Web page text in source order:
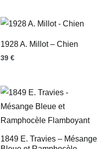
1928 A. Millot – Chien
39 €
1849 E. Travies – Mésange